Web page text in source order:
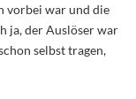
vorbei war und die
ja, der Auslöser war
selbst tragen,